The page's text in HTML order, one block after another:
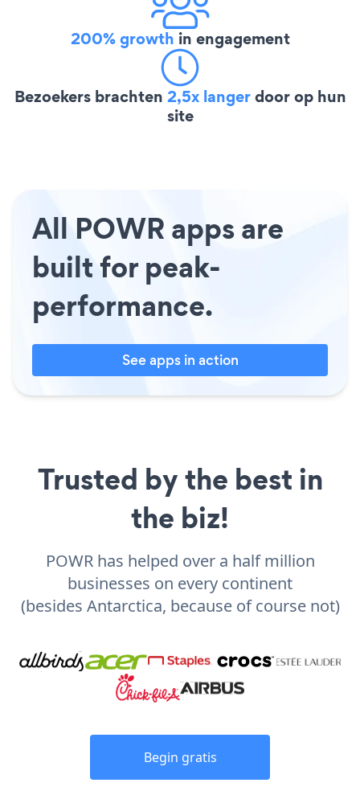
200% growth in engagement
Bezoekers brachten 2,5x langerdoor op hun
site
All POWR apps are
built for peak-
performance.
See apps in action
Trusted by the best in
the biz!
POWR has helped over a half million
businesses on every continent
(besides Antarctica, because of course not)
Begin gratis